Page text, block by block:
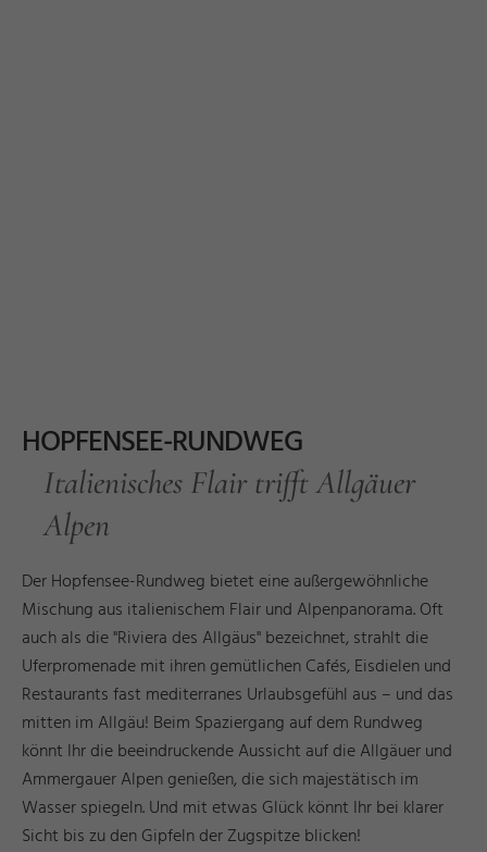
HOPFENSEE-RUNDWEG
Italienisches Flair trifft Allgäuer
Alpen
Der Hopfensee-Rundweg bietet eine außergewöhnliche
Mischung aus italienischem Flair und Alpenpanorama. Oft
auch als die "Riviera des Allgäus" bezeichnet, strahlt die
Uferpromenade mit ihren gemütlichen Cafés, Eisdielen und
Restaurants fast mediterranes Urlaubsgefühl aus – und das
mitten im Allgäu! Beim Spaziergang auf dem Rundweg
könnt Ihr die beeindruckende Aussicht auf die Allgäuer und
Ammergauer Alpen genießen, die sich majestätisch im
Wasser spiegeln. Und mit etwas Glück könnt Ihr bei klarer
Sicht bis zu den Gipfeln der Zugspitze blicken!